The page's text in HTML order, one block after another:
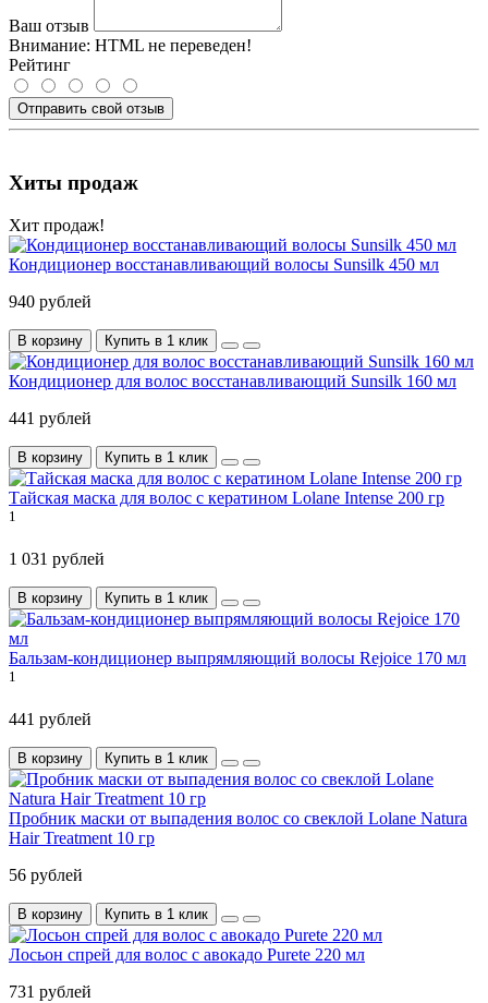
Ваш отзыв
Внимание: HTML не переведен!
Рейтинг
Отправить свой отзыв
Хиты продаж
Хит продаж!
Кондиционер восстанавливающий волосы Sunsilk 450 мл
940 рублей
В корзину Купить в 1 клик
Кондиционер для волос восстанавливающий Sunsilk 160 мл
441 рублей
В корзину Купить в 1 клик
Тайская маска для волос с кератином Lolane Intense 200 гр
1
1 031 рублей
В корзину Купить в 1 клик
Бальзам-кондиционер выпрямляющий волосы Rejoice 170 мл
1
441 рублей
В корзину Купить в 1 клик
Пробник маски от выпадения волос со свеклой Lolane Natura
Hair Treatment 10 гр
56 рублей
В корзину Купить в 1 клик
Лосьон спрей для волос с авокадо Purete 220 мл
731 рублей